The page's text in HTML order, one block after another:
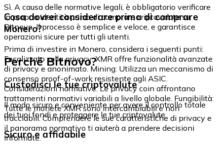
Sì. A causa delle normative legali, è obbligatorio verificare
la propria identità prima di comprare criptovalute su
Bitnovo. Il processo è semplice e veloce, e garantisce
operazioni sicure per tutti gli utenti.
Cosa dovrei considerare prima di comprare
Monero?
Prima di investire in Monero, considera i seguenti punti:
Focalizzato sulla privacy: XMR offre funzionalità avanzate
di privacy e anonimato. Mining: Utilizza un meccanismo di
consenso proof-of-work resistente agli ASIC.
Considerazioni normative: Le privacy coin affrontano
trattamenti normativi variabili a livello globale. Fungibilità:
Tutte le monete XMR sono intercambiabili e non
tracciabili. Comprendere le sue caratteristiche di privacy e
il panorama normativo ti aiuterà a prendere decisioni
informate.
Perché Bitnovo?
Custodisci le tue criptovalute
Il modo sicuro e conveniente per avere il controllo totale
dei tuoi fondi e proteggere le tue criptovalute.
Sicuro e affidabile